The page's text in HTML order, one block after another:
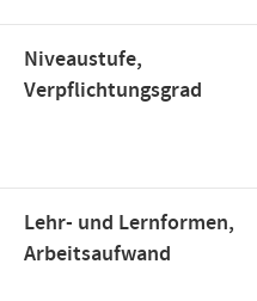
Niveaustufe,
Verpflichtungsgrad
Lehr- und Lernformen,
Arbeitsaufwand